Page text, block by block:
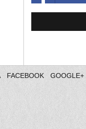
FACEBOOK GOOGLE+